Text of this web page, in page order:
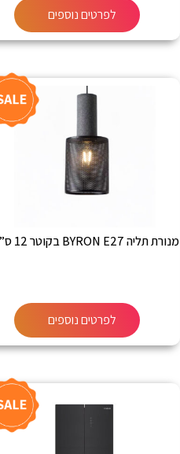
לפרטים נוספים
מנורת תליה BYRON E27 בקוטר 12 ס”מ
לפרטים נוספים